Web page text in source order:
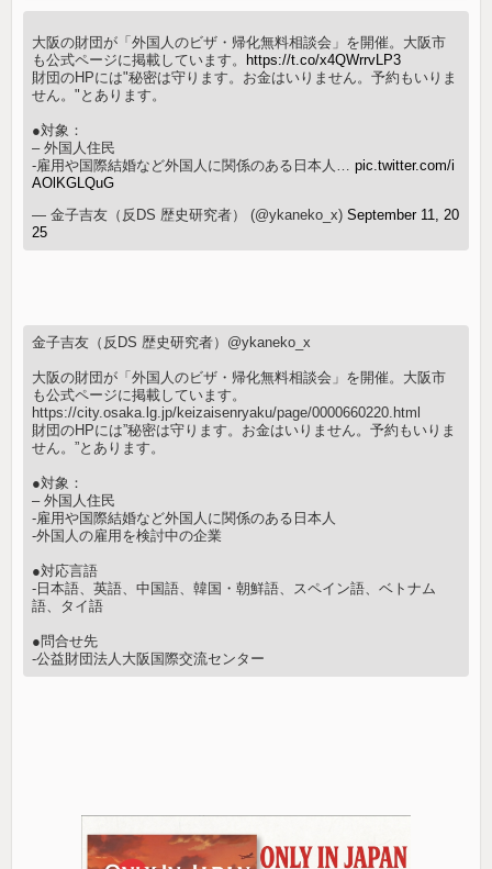
大阪の財団が「外国人のビザ・帰化無料相談会」を開催。大阪市
も公式ページに掲載しています。
https://t.co/x4QWrrvLP3
財団のHPには"秘密は守ります。お金はいりません。予約もいりま
せん。"とあります。
●対象：
– 外国人住民
-雇用や国際結婚など外国人に関係のある日本人…pic.twitter.com/i
AOlKGLQuG
— 金子吉友（反DS 歴史研究者） (@ykaneko_x)September 11, 20
25
金子吉友（反DS 歴史研究者）@ykaneko_x
大阪の財団が「外国人のビザ・帰化無料相談会」を開催。大阪市
も公式ページに掲載しています。
https://city.osaka.lg.jp/keizaisenryaku/page/0000660220.html
財団のHPには”秘密は守ります。お金はいりません。予約もいりま
せん。”とあります。
●対象：
– 外国人住民
-雇用や国際結婚など外国人に関係のある日本人
-外国人の雇用を検討中の企業
●対応言語
-日本語、英語、中国語、韓国・朝鮮語、スペイン語、ベトナム
語、タイ語
●問合せ先
-公益財団法人大阪国際交流センター